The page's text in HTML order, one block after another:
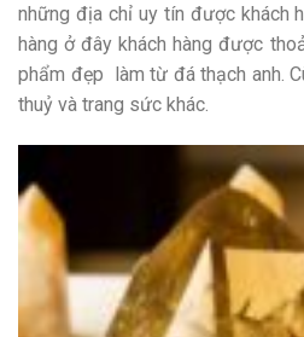
những địa chỉ uy tín được khách
hàng ở đây khách hàng được
phẩm đẹp làm từ đá thạch anh.
thuỷ và trang sức khác.